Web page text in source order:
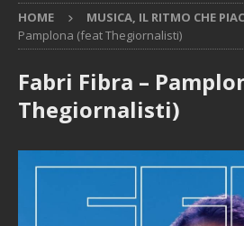
HOME MUSICA, IL RITMO CHE
Pamplona (feat Thegiornalisti)
Fabri Fibra –
Thegiornalisti)